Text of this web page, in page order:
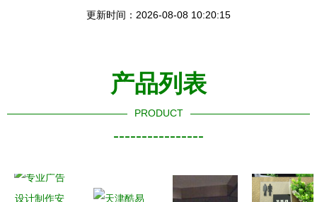
更新时间：2026-08-08 10:20:15
产品列表
PRODUCT
----------------